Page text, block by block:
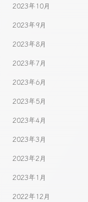
2023年10月
2023年9月
2023年8月
2023年7月
2023年6月
2023年5月
2023年4月
2023年3月
2023年2月
2023年1月
2022年12月